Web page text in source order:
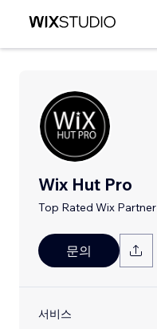
Wix Hut Pro
Top Rated Wix Partner
문의
서비스